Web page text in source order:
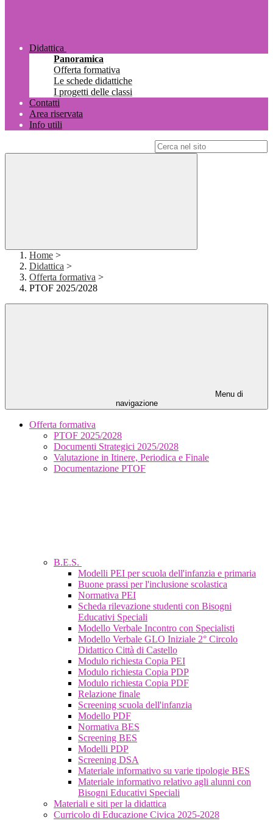
Didattica
Panoramica
Offerta formativa
Le schede didattiche
I progetti delle classi
Contatti
Area riservata
Info utili
Home >
Didattica >
Offerta formativa >
PTOF 2025/2028
Menu di
navigazione
Offerta formativa
PTOF 2025/2028
Documenti Strategici 2025/2028
Valutazione in Itinere, Periodica e Finale
Documentazione PTOF
B.E.S.
Modelli PEI per scuola dell'infanzia e primaria
Buone prassi per l'inclusione scolastica
Normativa PEI
Scheda rilevazione studenti con Bisogni
Educativi Speciali
Modello Verbale Incontro con Specialisti
Modello Verbale GLO Iniziale 2° Circolo
Didattico Città di Castello
Modulo richiesta Copia PEI
Modulo richiesta Copia PDP
Modulo richiesta Copia PDF
Relazione finale
Screening scuola dell'infanzia
Modello PDF
Normativa BES
Screening BES
Modelli PDP
Screening DSA
Materiale informativo su varie tipologie BES
Materiale informativo relativo agli alunni con
Bisogni Educativi Speciali
Materiali e siti per la didattica
Curricolo di Educazione Civica 2025-2028